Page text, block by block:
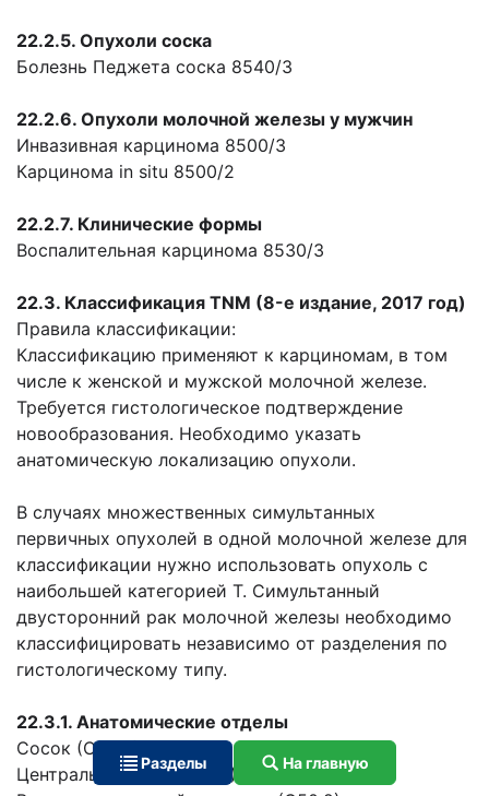
22.2.5. Опухоли соска
Болезнь Педжета соска 8540/3
22.2.6. Опухоли молочной железы у мужчин
Инвазивная карцинома 8500/3
Карцинома in situ 8500/2
22.2.7. Клинические формы
Воспалительная карцинома 8530/3
22.3. Классификация TNM (8-е издание, 2017 год)
Правила классификации:
Классификацию применяют к карциномам, в том
числе к женской и мужской молочной железе.
Требуется гистологическое подтверждение
новообразования. Необходимо указать
анатомическую локализацию опухоли.
В случаях множественных симультанных
первичных опухолей в одной молочной железе для
классификации нужно использовать опухоль с
наибольшей категорией Т. Симультанный
двусторонний рак молочной железы необходимо
классифицировать независимо от разделения по
гистологическому типу.
22.3.1. Анатомические отделы
Сосок (С50.0)
Центральная зона (С50.1)
Разделы На главную